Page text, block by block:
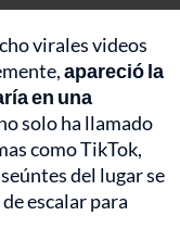
virales videos
apareció la
en una
solo ha llamado
como TikTok,
del lugar se
escalar para